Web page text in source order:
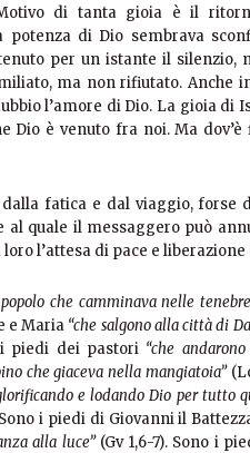
di tanta gioia è il
potenza di Dio sembrava
per un istante il silenzio,
ma non rifiutato. Anche
l’amore di Dio. La gioia di
Dio è venuto fra noi. Ma
fatica e dal viaggio, forse
al quale il messaggero può
loro l’attesa di pace e
popolo che camminava nelle
e Maria “che salgono alla città di
i piedi dei pastori “che
che giaceva nella mangiatoia”
e lodando Dio per tutto
i piedi di Giovanni il
alla luce”(Gv 1,6-7). Sono i